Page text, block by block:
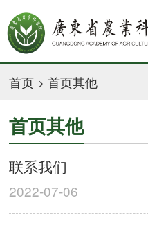
首页 >首页其他
首页其他
联系我们
2022-07-06